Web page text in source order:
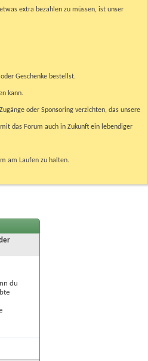
extra bezahlen zu müssen, ist unser
Geschenke bestellst.
kann.
oder Sponsoring verzichten, das unsere
das Forum auch in Zukunft ein lebendiger
am Laufen zu halten.
du